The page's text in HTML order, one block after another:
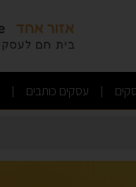
| עסקים כותבים |